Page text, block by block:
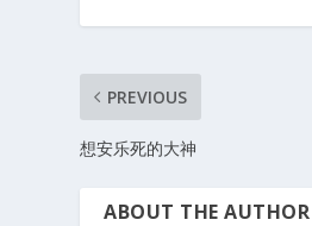
PREVIOUS
想安乐死的大神
ABOUT THE AUTHOR